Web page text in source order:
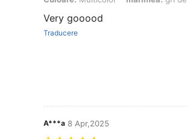
Very gooood
Traducere
A***a 8 Apr,2025